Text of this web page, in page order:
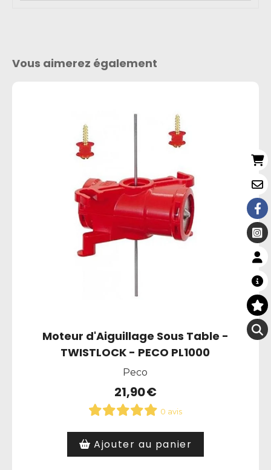
Vous aimerez également
Moteur d'Aiguillage Sous Table -
TWISTLOCK - PECO PL1000
Peco
21,90€
0 avis
Ajouter au panier